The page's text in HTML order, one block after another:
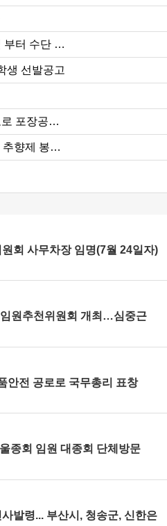
부터 수단 …
생 선발공고
로 포장공…
추향제 봉…
회 사무차장 임명(7월 24일자)
원추천위원회 개최…심중근
안전 공로로 국무총리 표창
종회 임원 대종회 단체방문
발령... 부산시, 청송군, 신한은